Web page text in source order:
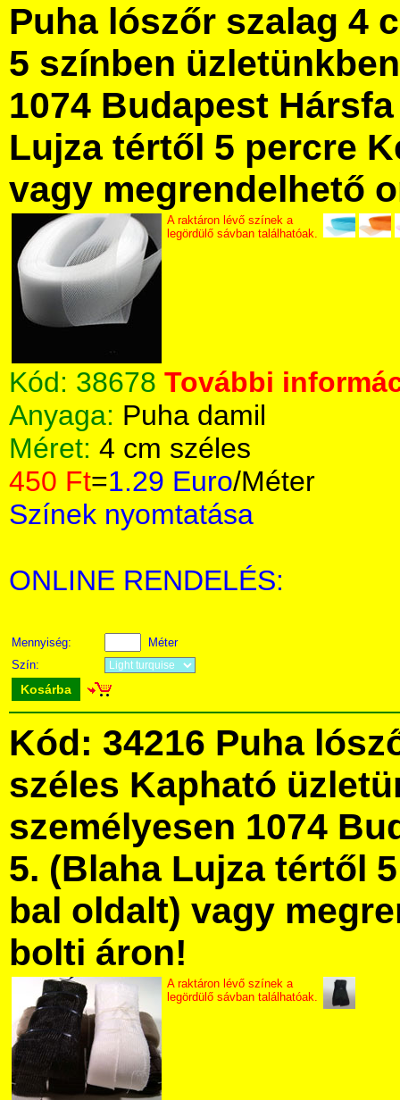
Puha lószőr szalag 4
5 színben
1074 Budapest
Lujza tértől 5 percre
vagy megrendelhető
A raktáron lévő színek a
legördülő sávban találhatóak.
Kód: 38678 További
Anyaga: Puha damil
Méret: 4 cm széles
450 Ft=1.29 Euro/Méter
Színek nyomtatása
ONLINE RENDELÉS:
Mennyiség:
Méter
Szín:
Kosárba
Kód: 34216 Puha
széles Kapható
személyesen 1074
5. (Blaha Lujza tértől
bal oldalt) vagy
bolti áron!
A raktáron lévő színek a
legördülő sávban találhatóak.